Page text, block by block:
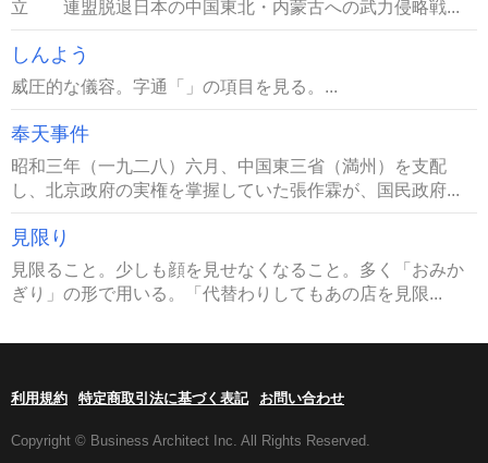
立 連盟脱退日本の中国東北・内蒙古への武力侵略戦...
しんよう
威圧的な儀容。字通「」の項目を見る。...
奉天事件
昭和三年（一九二八）六月、中国東三省（満州）を支配
し、北京政府の実権を掌握していた張作霖が、国民政府...
見限り
見限ること。少しも顔を見せなくなること。多く「おみか
ぎり」の形で用いる。「代替わりしてもあの店を見限...
利用規約 特定商取引法に基づく表記 お問い合わせ
Copyright © Business Architect Inc. All Rights Reserved.